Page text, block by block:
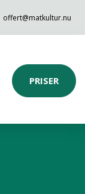
offert@matkultur.nu
PRISER